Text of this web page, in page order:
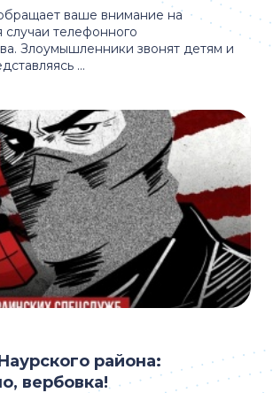
ваше внимание на
случаи телефонного
Злоумышленники звонят детям и
...
района:
вербовка!